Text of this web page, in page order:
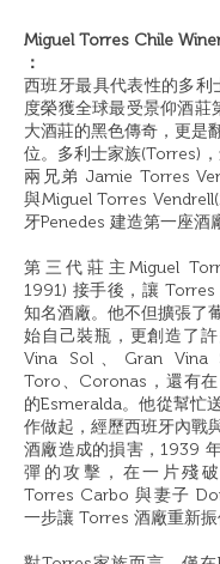
Miguel Torres Chile
：
西班牙最具代表性的多利
度榮獲全球最受景仰酒莊
大酒莊的黑色傳奇，更是
位。 多利士家族(Torres)
兩兄弟 Jamie Torres
與Miguel Torres
牙Penedes 建造第一座酒
第三代莊主Miguel
1991) 接手後，讓
知名酒廠。他不但擴張了
始自己裝瓶，更創造了
Vina Sol、Gran Vina
Toro、Coronas，還有
的Esmeralda。他從幫忙
作做起，經歷西班牙內戰
酒廠造成的損害，1939
彈的攻擊，在一片殘
Torres Carbo 與妻子
一步讓 Torres 酒廠重新振